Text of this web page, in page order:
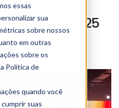
essas
sua
sobre nossos
em outras
sobre os
Política de
quando você
suas
principais
Summit 2025